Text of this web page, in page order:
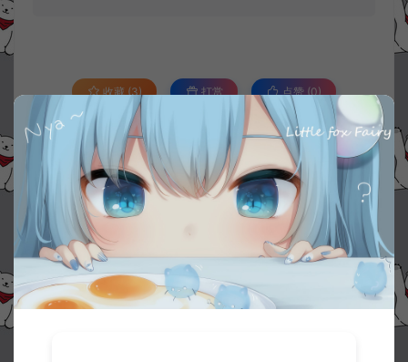
收藏 (3) 打赏 点赞 (0)
©版权免责声明
本站资源售价只是赞助，收取费用仅维持本站的日常运营所需。
若您需要商业运营或用于其他商业活动，请您购买正版授权并合法
使用。
3.如果本站有侵犯、不妥之处的资源，请在网站右边客服联系我们。
将会第一时间解决！
4.本站提供的所有资源仅供参考学习使用，不存在任何商业目的与商